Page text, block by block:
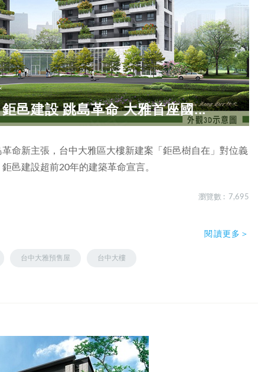
邑建設 跳島革命 大雅首座國...
命新主張，台中大雅區大樓新建案「鉅邑樹自在」對位義
邑建設超前20年的建築革命宣言。
瀏覽數 : 7,695
台中大雅預售屋 台中大樓
閱讀更多＞